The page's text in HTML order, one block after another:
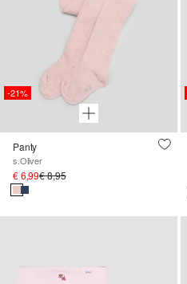
-21%
Panty
s.Oliver
€ 6,99€ 8,95